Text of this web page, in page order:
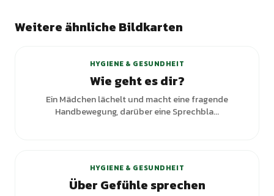
Weitere ähnliche Bildkarten
HYGIENE & GESUNDHEIT
Wie geht es dir?
Ein Mädchen lächelt und macht eine fragende
Handbewegung, darüber eine Sprechbla...
HYGIENE & GESUNDHEIT
Über Gefühle sprechen